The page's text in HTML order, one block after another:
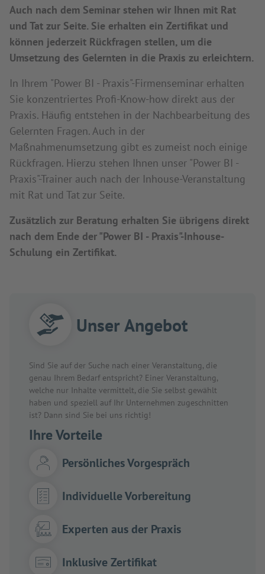
Auch nach dem Seminar stehen wir Ihnen mit Rat
und Tat zur Seite. Sie erhalten ein Zertifikat und
können jederzeit Rückfragen stellen, um die
Umsetzung des Gelernten in die Praxis zu erleichtern.
In Ihrem "Power BI - Praxis"-Firmenseminar erhalten
Sie konzentriertes Profi-Know-how direkt aus der
Praxis. Häufig entstehen in der Nachbearbeitung des
Gelernten Fragen. Auch in der
Maßnahmenumsetzung gibt es zumeist noch einige
Rückfragen. Hierzu stehen Ihnen unser "Power BI -
Praxis"-Trainer auch nach der Inhouse-Veranstaltung
mit Rat und Tat zur Seite.
Zusätzlich zur Beratung erhalten Sie übrigens direkt
nach dem Ende der "Power BI - Praxis"-Inhouse-
Schulung ein Zertifikat.
Unser Angebot
Sind Sie auf der Suche nach einer Veranstaltung, die
genau Ihrem Bedarf entspricht? Einer Veranstaltung,
welche nur Inhalte vermittelt, die Sie selbst gewählt
haben und speziell auf Ihr Unternehmen zugeschnitten
ist? Dann sind Sie bei uns richtig!
Ihre Vorteile
Persönliches Vorgespräch
Individuelle Vorbereitung
Experten aus der Praxis
Inklusive Zertifikat